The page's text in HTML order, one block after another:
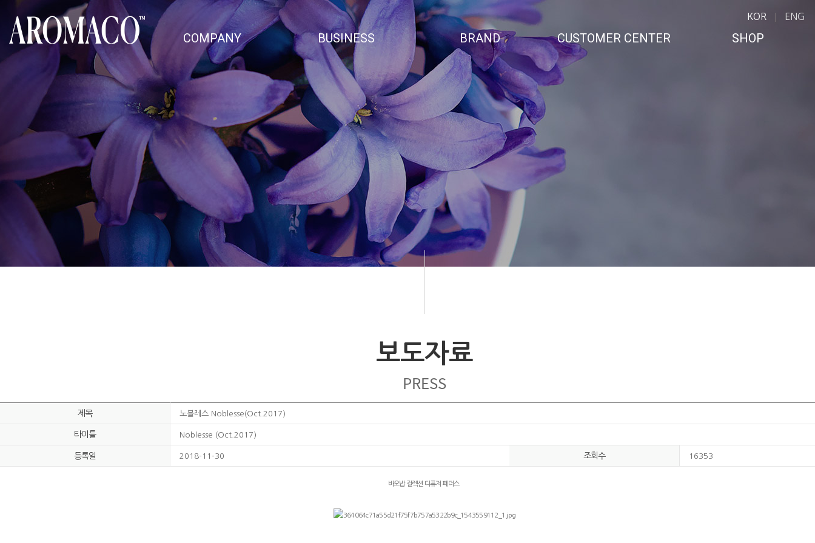
COMPANY BUSINESS BRAND CUSTOMER CENTER SHOP
KOR ENG
보도자료
PRESS
제목 노블레스 Noblesse(Oct.2017)
타이틀 Noblesse (Oct.2017)
등록일 2018-11-30 조회수 16353
바오밥 컬렉션 디퓨저 페더스